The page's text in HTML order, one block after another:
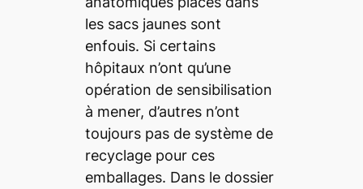
les sacs jaunes sont
enfouis. Si certains
hôpitaux n’ont qu’une
opération de sensibilisation
à mener, d’autres n’ont
toujours pas de système de
recyclage pour ces
emballages. Dans le dossier